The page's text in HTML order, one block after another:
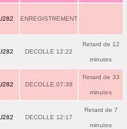
ENREGISTREMENT
DECOLLE 12:22
Retard de 12
minutes
DECOLLE 07:38
Retard de 33
minutes
DECOLLE 12:17
Retard de 7
minutes